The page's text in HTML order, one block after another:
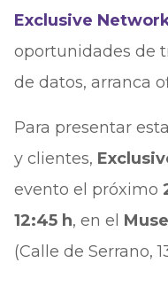
Exclusive
oportunidades de
de datos, arranca
Para presentar
y clientes,
evento el próximo
12:45 h, en el
(Calle de Serrano,